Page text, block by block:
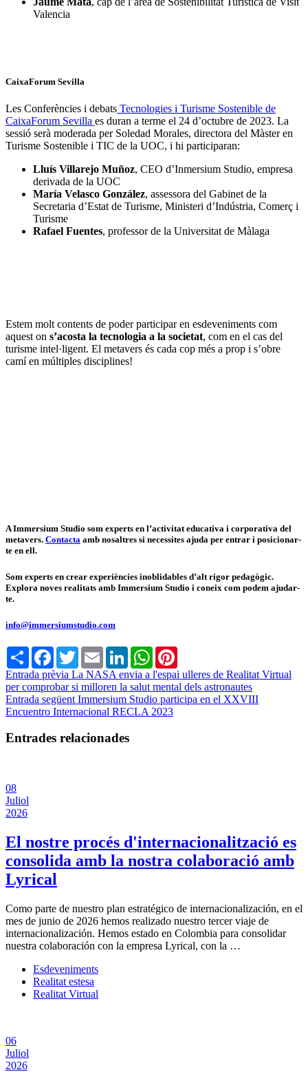
Valencia
CaixaForum Sevilla
Les Conferències i debats Tecnologies i Turisme Sostenible de
CaixaForum Sevilla es duran a terme el 24 d’octubre de 2023. La
sessió serà moderada per Soledad Morales, directora del Màster en
Turisme Sostenible i TIC de la UOC, i hi participaran:
Lluís Villarejo Muñoz, CEO d’Inmersium Studio, empresa
derivada de la UOC
María Velasco González, assessora del Gabinet de la
Secretaria d’Estat de Turisme, Ministeri d’Indústria, Comerç i
Turisme
Rafael Fuentes, professor de la Universitat de Màlaga
Estem molt contents de poder participar en esdeveniments com
aquest on s’acosta la tecnologia a la societat, com en el cas del
turisme intel·ligent. El metavers és cada cop més a prop i s’obre
camí en múltiples disciplines!
A Immersium Studio som experts en l’activitat educativa i corporativa del
metavers. Contacta amb nosaltres si necessites ajuda per entrar i posicionar-
te en ell.
Som experts en crear experiències inoblidables d’alt rigor pedagògic.
Explora noves realitats amb Immersium Studio i coneix com podem ajudar-
te.
info@immersiumstudio.com
Share Facebook
TwitterEmail LinkedInWhatsApp
Entrada prèvia La NASA envia a l'espai ulleres de Realitat Virtual
per comprobar si milloren la salut mental dels astronautes
Entrada següent Immersium Studio participa en el XXVIII
Encuentro Internacional RECLA 2023
Entrades relacionades
08
Juliol
2026
El nostre procés d'internacionalització es
consolida amb la nostra colaboració amb
Lyrical
Como parte de nuestro plan estratégico de internacionalización, en el
mes de junio de 2026 hemos realizado nuestro tercer viaje de
internacionalización. Hemos estado en Colombia para consolidar
nuestra colaboración con la empresa Lyrical, con la …
Esdeveniments
Realitat estesa
Realitat Virtual
06
Juliol
2026